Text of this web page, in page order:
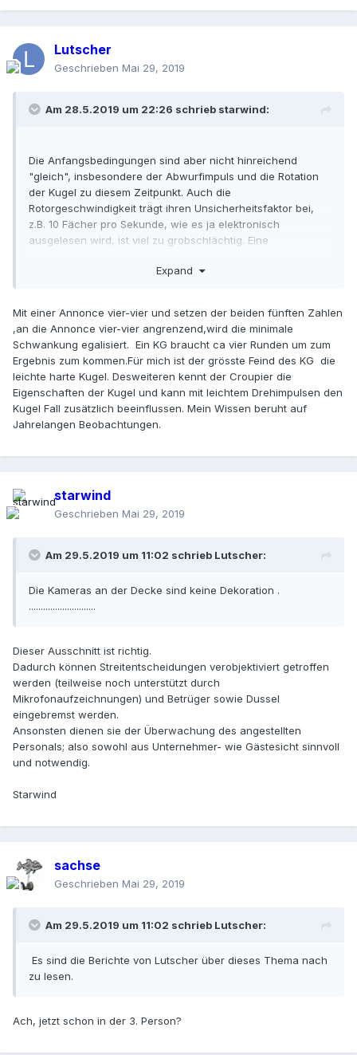
Lutscher
Geschrieben Mai 29, 2019
Am 28.5.2019 um 22:26 schrieb starwind:
Die Anfangsbedingungen sind aber nicht hinreichend
"gleich", insbesondere der Abwurfimpuls und die Rotation
der Kugel zu diesem Zeitpunkt. Auch die
Rotorgeschwindigkeit trägt ihren Unsicherheitsfaktor bei,
z.B. 10 Fächer pro Sekunde, wie es ja elektronisch
ausgelesen wird, ist viel zu grobschlächtig. Eine
erst deutlich nach dem Abwurf.
Expand
Mit einer Annonce vier-vier und setzen der beiden fünften Zahlen
,an die Annonce vier-vier angrenzend,wird die minimale
Schwankung egalisiert. Ein KG braucht ca vier Runden um zum
Ergebnis zum kommen.Für mich ist der grösste Feind des KG die
leichte harte Kugel. Desweiteren kennt der Croupier die
Eigenschaften der Kugel und kann mit leichtem Drehimpulsen den
Kugel Fall zusätzlich beeinflussen. Mein Wissen beruht auf
Jahrelangen Beobachtungen.
starwind
Geschrieben Mai 29, 2019
Am 29.5.2019 um 11:02 schrieb Lutscher:
Die Kameras an der Decke sind keine Dekoration .
............................
Dieser Ausschnitt ist richtig.
Dadurch können Streitentscheidungen verobjektiviert getroffen
werden (teilweise noch unterstützt durch
Mikrofonaufzeichnungen) und Betrüger sowie Dussel
eingebremst werden.
Ansonsten dienen sie der Überwachung des angestellten
Personals; also sowohl aus Unternehmer- wie Gästesicht sinnvoll
und notwendig.
Starwind
sachse
Geschrieben Mai 29, 2019
Am 29.5.2019 um 11:02 schrieb Lutscher:
Es sind die Berichte von Lutscher über dieses Thema nach
zu lesen.
Ach, jetzt schon in der 3. Person?